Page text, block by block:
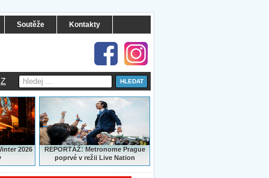
Soutěže Kontakty
Z
2026
REPORTÁŽ:Metronome Prague
poprvé v režii Live Nation